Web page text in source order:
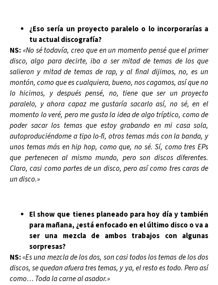
¿Eso sería un proyecto paralelo o lo incorporarías a
tu actual discografía?
NS:«No sé todavía, creo que en un momento pensé que el primer
disco, algo para decirte, iba a ser mitad de temas de los que
salieron y mitad de temas de rap, y al final dijimos, no, es un
montón, como que es cualquiera, bueno, nos cagamos, así que no
lo hicimos, y después pensé, no, tiene que ser un proyecto
paralelo, y ahora capaz me gustaría sacarlo así, no sé, en el
momento lo veré, pero me gusta la idea de algo tríptico, como de
poder sacar los temas que estoy grabando en mi casa sola,
autoproduciéndome a tipo lo-fi, otros temas más con la banda, y
unos temas más en hip hop, como que, no sé. Sí, como tres EPs
que pertenecen al mismo mundo, pero son discos diferentes.
Claro, casi como partes de un disco, pero así como tres caras de
un disco.»
El show que tienes planeado para hoy día y también
para mañana, ¿está enfocado en el último disco o va a
ser una mezcla de ambos trabajos con algunas
sorpresas?
NS:«Es una mezcla de los dos, son casi todos los temas de los dos
discos, se quedan afuera tres temas, y ya, el resto es todo. Pero así
como… Toda la carne al asador.»